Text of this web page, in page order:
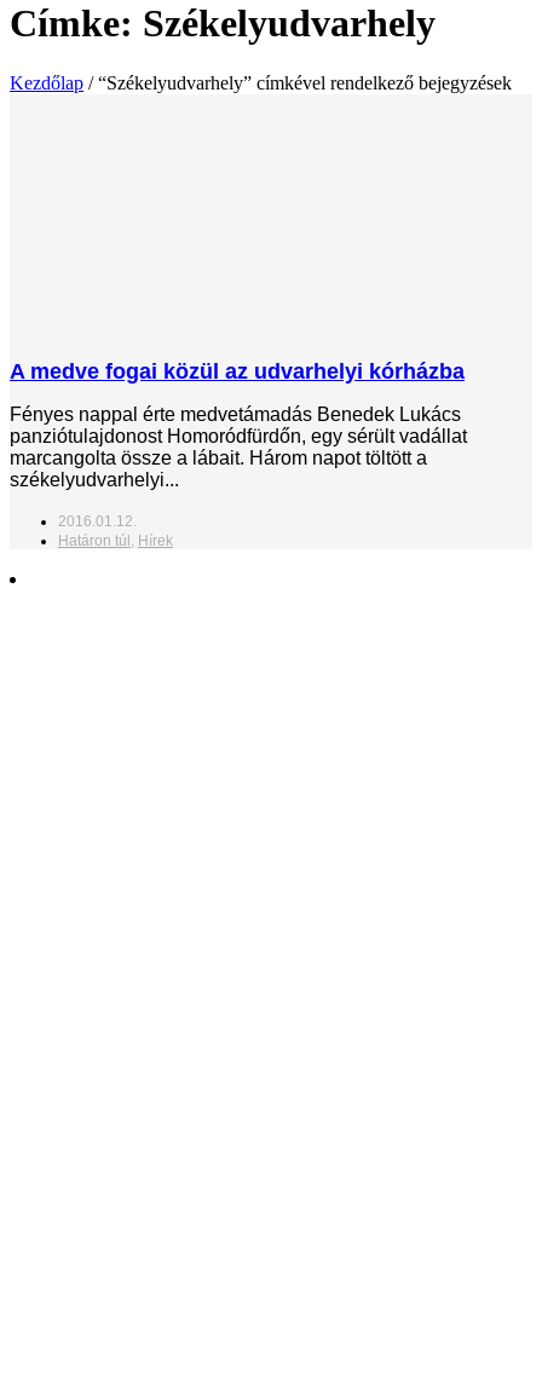
Címke: Székelyudvarhely
Kezdőlap / “Székelyudvarhely” címkével rendelkező bejegyzések
A medve fogai közül az udvarhelyi kórházba
Fényes nappal érte medvetámadás Benedek Lukács
panziótulajdonost Homoródfürdőn, egy sérült vadállat
marcangolta össze a lábait. Három napot töltött a
székelyudvarhelyi...
2016.01.12.
Határon túl, Hírek